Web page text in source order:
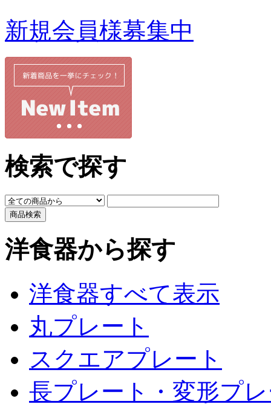
新規会員様募集中
検索で探す
洋食器から探す
洋食器すべて表示
丸プレート
スクエアプレート
長プレート・変形プ